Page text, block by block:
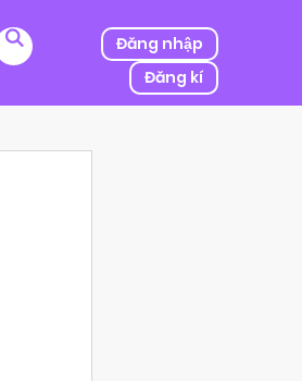
Đăng nhập
Đăng kí
người được mệnh danh